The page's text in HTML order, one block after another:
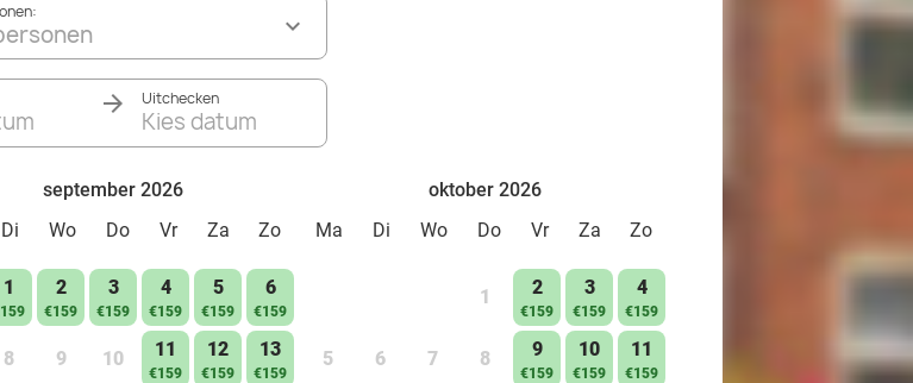
Uitchecken
Kies datum
september 2026
Di Wo Do Vr Za Zo
1 2
€159
3
€159
4
€159
5
€159
6
€159
8 9 10 11
€159
12
€159
13
€159
oktober 2026
Ma
Di Wo Do Vr Za Zo
1 2
€159
3
€159
4
€159
5 6 7 8 9
€159
10
€159
11
€159